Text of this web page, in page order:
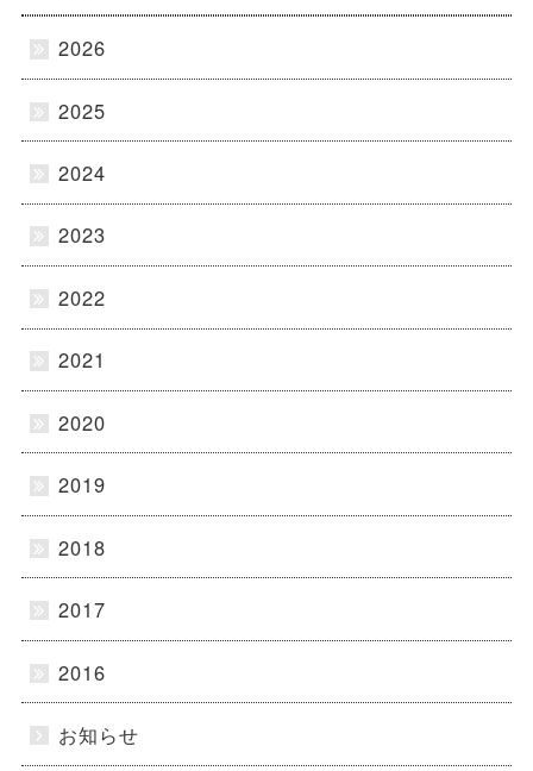
2026
2025
2024
2023
2022
2021
2020
2019
2018
2017
2016
お知らせ